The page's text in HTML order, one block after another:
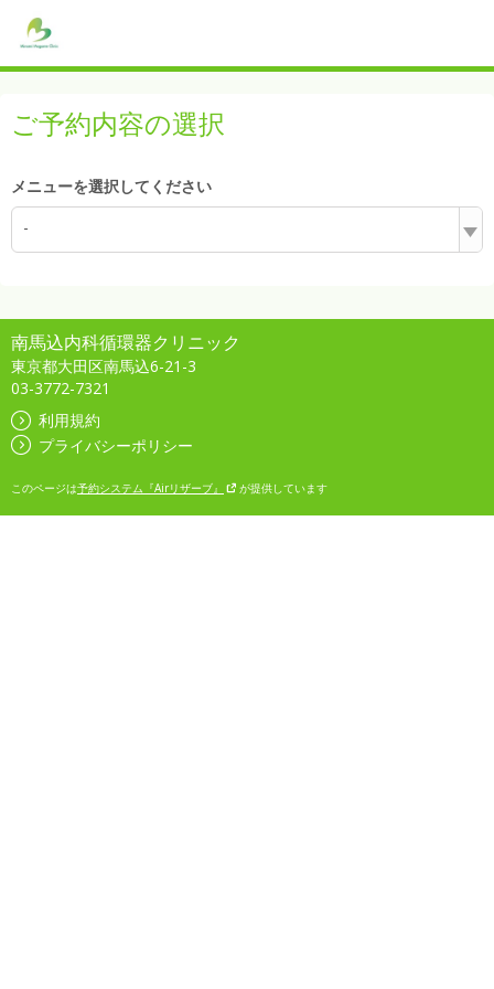
ご予約内容の選択
メニューを選択してください
-
南馬込内科循環器クリニック
東京都大田区南馬込6-21-3
03-3772-7321
利用規約
プライバシーポリシー
このページは予約システム『Airリザーブ』 が提供しています